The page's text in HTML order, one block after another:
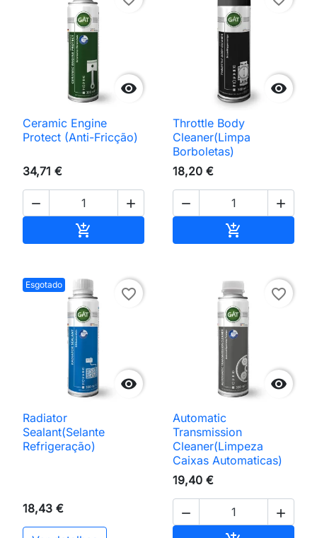

Ceramic Engine
Protect (Anti-Fricção)
34,71 €
 


Throttle Body
Cleaner(Limpa
Borboletas)
18,20 €
 

Esgotado

favorite_border
Radiator
Sealant(Selante
Refrigeração)
18,43 €

favorite_border
Automatic
Transmission
Cleaner(Limpeza
Caixas Automaticas)
19,40 €
 